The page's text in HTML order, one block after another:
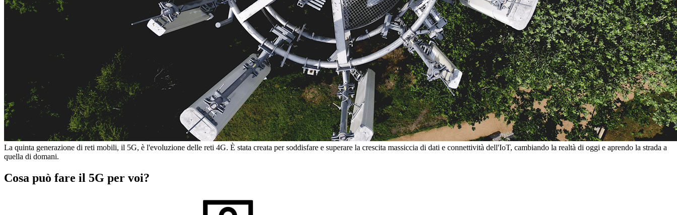
La quinta generazione di reti mobili, il 5G, è l'evoluzione delle reti 4G. È stata creata per soddisfare e superare la crescita massiccia di dati e connettività dell'IoT, cambiando la realtà di oggi e aprendo la strada a
quella di domani.
Cosa può fare il 5G per voi?